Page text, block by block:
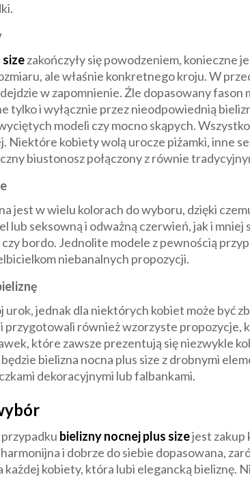
sizezakończyły się powodzeniem, konieczne
ale właśnie konkretnego kroju. W
w zapomnienie. Źle dopasowany fason
tylko i wyłącznie przez nieodpowiednią
modeli czy mocno skąpych.
Niektóre kobiety wolą urocze piżamki, inne
biustonosz połączony z równie
jest w wielu kolorach do wyboru, dzięki
lub seksowną i odważną czerwień, jak i
bordo. Jednolite modele z pewnością
niebanalnych propozycji.
urok, jednak dla niektórych kobiet może być
również wzorzyste propozycje,
które zawsze prezentują się niezwykle
bielizna nocna plus size z drobnymi
dekoracyjnymi lub falbankami.
bielizny nocnej plus sizejest zakup
harmonijna i dobrze do siebie dopasowana,
każdej kobiety, która lubi elegancką bieliznę.